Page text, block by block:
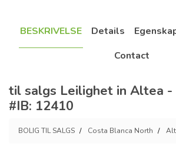
BESKRIVELSE Details
Contact
til salgs Leilighet in Altea -
#IB: 12410
BOLIG TIL SALGS Costa Blanca North